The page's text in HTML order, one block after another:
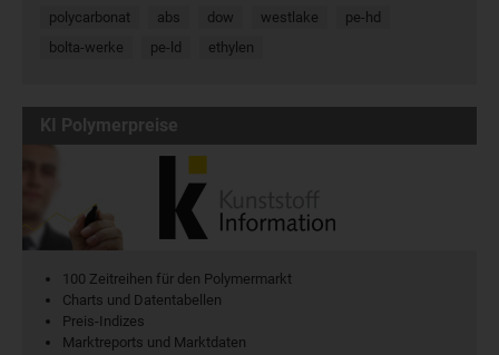
polycarbonat
abs dow westlake
pe-hd
bolta-werke
pe-ld ethylen
KI Polymerpreise
100 Zeitreihen für den Polymermarkt
Charts und Datentabellen
Preis-Indizes
Marktreports und Marktdaten